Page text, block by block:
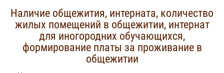
Наличие общежития, интерната, количество
жилых помещений в общежитии, интернат
для иногородних обучающихся,
формирование платы за проживание в
общежитии